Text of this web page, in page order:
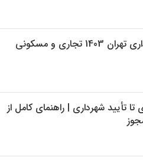
ضوابط پارکینگ شهرداری تهران 1403 تجاری و مسکونی
تأیید شهرداری | راهنمای کامل از